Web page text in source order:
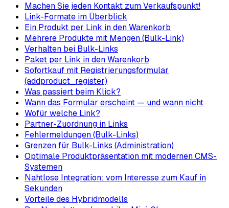
Machen Sie jeden Kontakt zum Verkaufspunkt!
Link-Formate im Überblick
Ein Produkt per Link in den Warenkorb
Mehrere Produkte mit Mengen (Bulk-Link)
Verhalten bei Bulk-Links
Paket per Link in den Warenkorb
Sofortkauf mit Registrierungsformular
(addproduct_register)
Was passiert beim Klick?
Wann das Formular erscheint — und wann nicht
Wofür welche Link?
Partner-Zuordnung in Links
Fehlermeldungen (Bulk-Links)
Grenzen für Bulk-Links (Administration)
Optimale Produktpräsentation mit modernen CMS-
Systemen
Nahtlose Integration: vom Interesse zum Kauf in
Sekunden
Vorteile des Hybridmodells